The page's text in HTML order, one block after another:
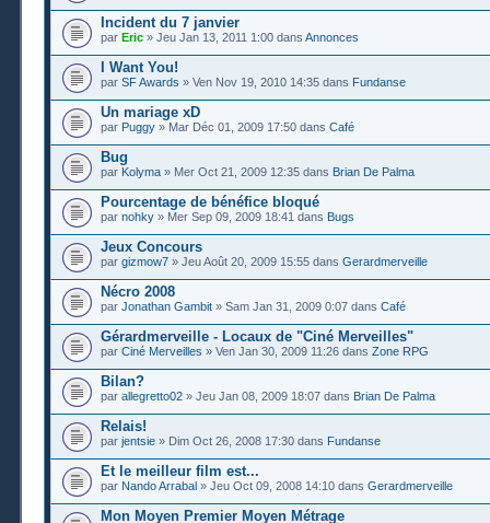
Incident du 7 janvier
par Eric » Jeu Jan 13, 2011 1:00 dans Annonces
I Want You!
par SF Awards » Ven Nov 19, 2010 14:35 dans Fundanse
Un mariage xD
par Puggy » Mar Déc 01, 2009 17:50 dans Café
Bug
par Kolyma » Mer Oct 21, 2009 12:35 dans Brian De Palma
Pourcentage de bénéfice bloqué
par nohky » Mer Sep 09, 2009 18:41 dans Bugs
Jeux Concours
par gizmow7 » Jeu Août 20, 2009 15:55 dans Gerardmerveille
Nécro 2008
par Jonathan Gambit » Sam Jan 31, 2009 0:07 dans Café
Gérardmerveille - Locaux de "Ciné Merveilles"
par Ciné Merveilles » Ven Jan 30, 2009 11:26 dans Zone RPG
Bilan?
par allegretto02 » Jeu Jan 08, 2009 18:07 dans Brian De Palma
Relais!
par jentsie » Dim Oct 26, 2008 17:30 dans Fundanse
Et le meilleur film est...
par Nando Arrabal » Jeu Oct 09, 2008 14:10 dans Gerardmerveille
Mon Moyen Premier Moyen Métrage